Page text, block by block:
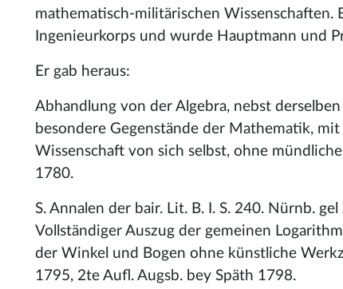
mathematisch-militärischen Wissenschaften.
Ingenieurkorps und wurde Hauptmann und
Er gab heraus:
Abhandlung von der Algebra, nebst
besondere Gegenstände der Mathematik,
Wissenschaft von sich selbst, ohne
1780.
S. Annalen der bair. Lit. B. I. S. 240. Nürnb.
Vollständiger Auszug der gemeinen
der Winkel und Bogen ohne künstliche
1795, 2te Aufl. Augsb. bey Späth 1798.